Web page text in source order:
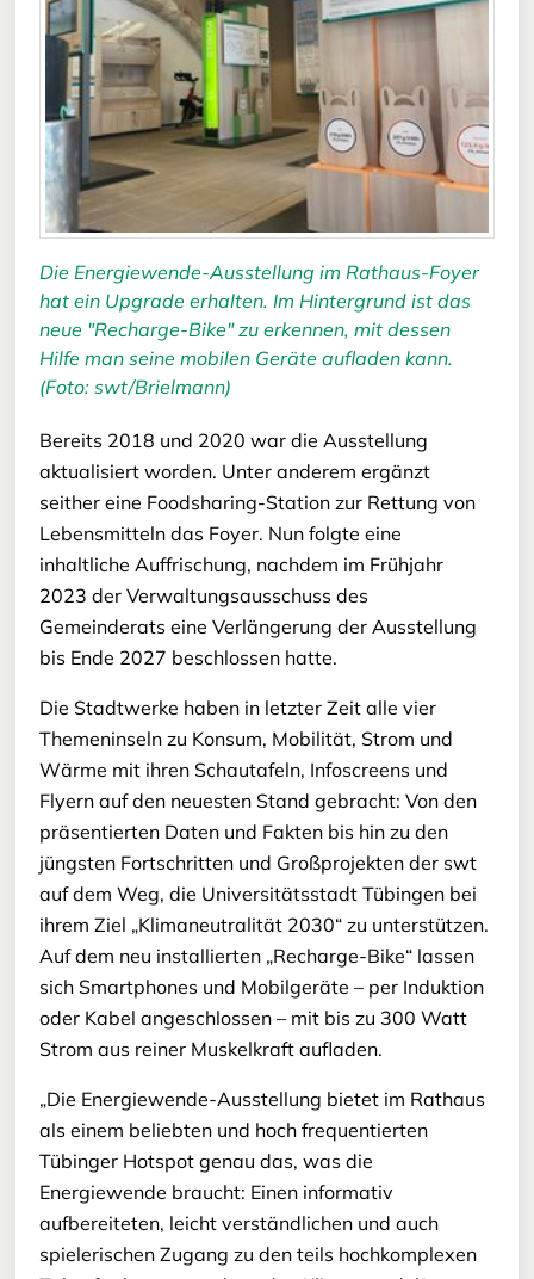
Die Energiewende-Ausstellung im Rathaus-Foyer
hat ein Upgrade erhalten. Im Hintergrund ist das
neue "Recharge-Bike" zu erkennen, mit dessen
Hilfe man seine mobilen Geräte aufladen kann.
(Foto: swt/Brielmann)
Bereits 2018 und 2020 war die Ausstellung
aktualisiert worden. Unter anderem ergänzt
seither eine Foodsharing-Station zur Rettung von
Lebensmitteln das Foyer. Nun folgte eine
inhaltliche Auffrischung, nachdem im Frühjahr
2023 der Verwaltungsausschuss des
Gemeinderats eine Verlängerung der Ausstellung
bis Ende 2027 beschlossen hatte.
Die Stadtwerke haben in letzter Zeit alle vier
Themeninseln zu Konsum, Mobilität, Strom und
Wärme mit ihren Schautafeln, Infoscreens und
Flyern auf den neuesten Stand gebracht: Von den
präsentierten Daten und Fakten bis hin zu den
jüngsten Fortschritten und Großprojekten der swt
auf dem Weg, die Universitätsstadt Tübingen bei
ihrem Ziel „Klimaneutralität 2030“ zu unterstützen.
Auf dem neu installierten „Recharge-Bike“ lassen
sich Smartphones und Mobilgeräte – per Induktion
oder Kabel angeschlossen – mit bis zu 300 Watt
Strom aus reiner Muskelkraft aufladen.
„Die Energiewende-Ausstellung bietet im Rathaus
als einem beliebten und hoch frequentierten
Tübinger Hotspot genau das, was die
Energiewende braucht: Einen informativ
aufbereiteten, leicht verständlichen und auch
spielerischen Zugang zu den teils hochkomplexen